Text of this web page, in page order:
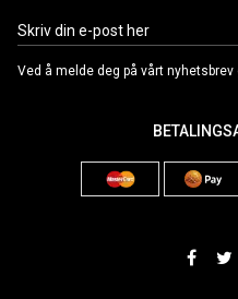
Ved å melde deg på vårt nyhetsbrev